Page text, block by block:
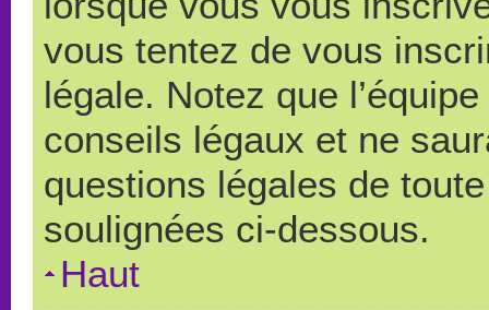
vous tentez de vous
légale. Notez que
conseils légaux et ne
questions légales de
soulignées ci-dessous.
Haut